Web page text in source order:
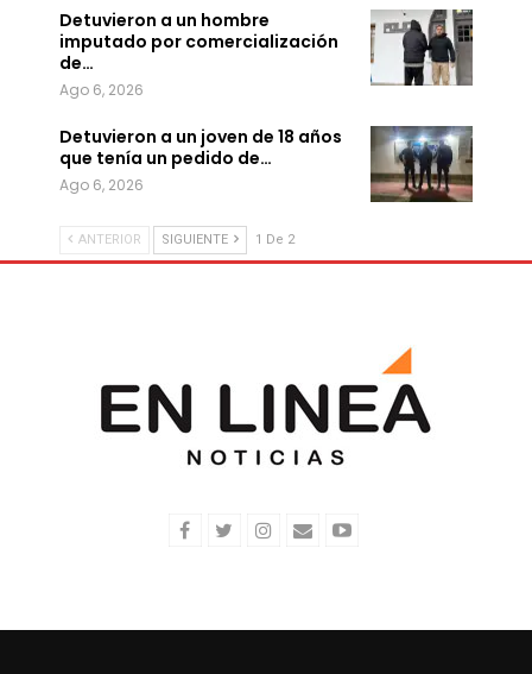
Detuvieron a un hombre
imputado por comercialización
de…
Ago 6, 2026
Detuvieron a un joven de 18 años
que tenía un pedido de…
Ago 6, 2026
ANTERIOR SIGUIENTE 1 De 2